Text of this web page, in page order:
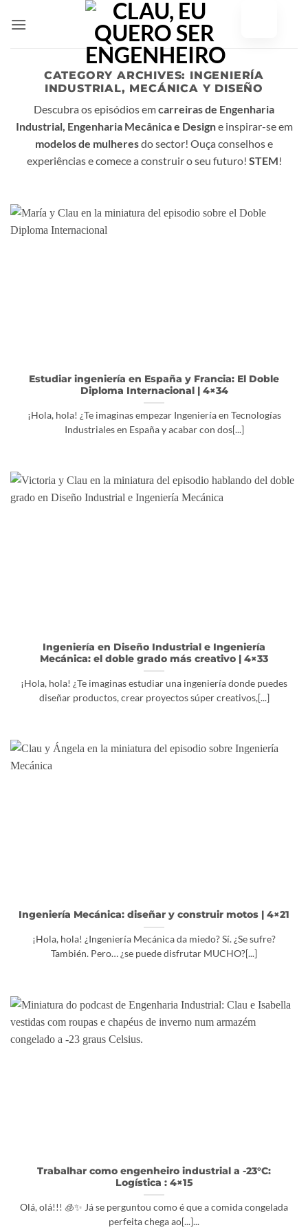
para
CATEGORY ARCHIVES: INGENIERÍA
INDUSTRIAL, MECÁNICA Y DISEÑO
Descubra os episódios emcarreiras de Engenharia
Industrial, Engenharia Mecânica e Designe inspirar-se em
modelos de mulheresdo sector! Ouça conselhos e
experiências e comece a construir o seu futuro! STEM!
Estudiar ingeniería en España y Francia: El Doble
Diploma Internacional | 4×34
¡Hola, hola! ¿Te imaginas empezar Ingeniería en Tecnologías
Industriales en España y acabar con dos[...]
Ingeniería en Diseño Industrial e Ingeniería
Mecánica: el doble grado más creativo | 4×33
¡Hola, hola! ¿Te imaginas estudiar una ingeniería donde puedes
diseñar productos, crear proyectos súper creativos,[...]
Ingeniería Mecánica: diseñar y construir motos | 4×21
¡Hola, hola! ¿Ingeniería Mecánica da miedo? Sí. ¿Se sufre?
También. Pero… ¿se puede disfrutar MUCHO?[...]
Trabalhar como engenheiro industrial a -23°C:
Logística : 4×15
Olá, olá!!! 🧊✨ Já se perguntou como é que a comida congelada
perfeita chega ao[...]...